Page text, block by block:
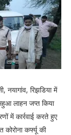
रिझडिया में
लाहन जप्त किया
में कार्रवाई करते हुए
कर्फ्यू की